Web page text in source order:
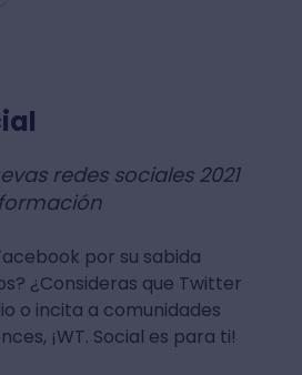
redes sociales 2021
por su sabida
¿Consideras que Twitter
o incita a comunidades
¡WT. Social es para ti!